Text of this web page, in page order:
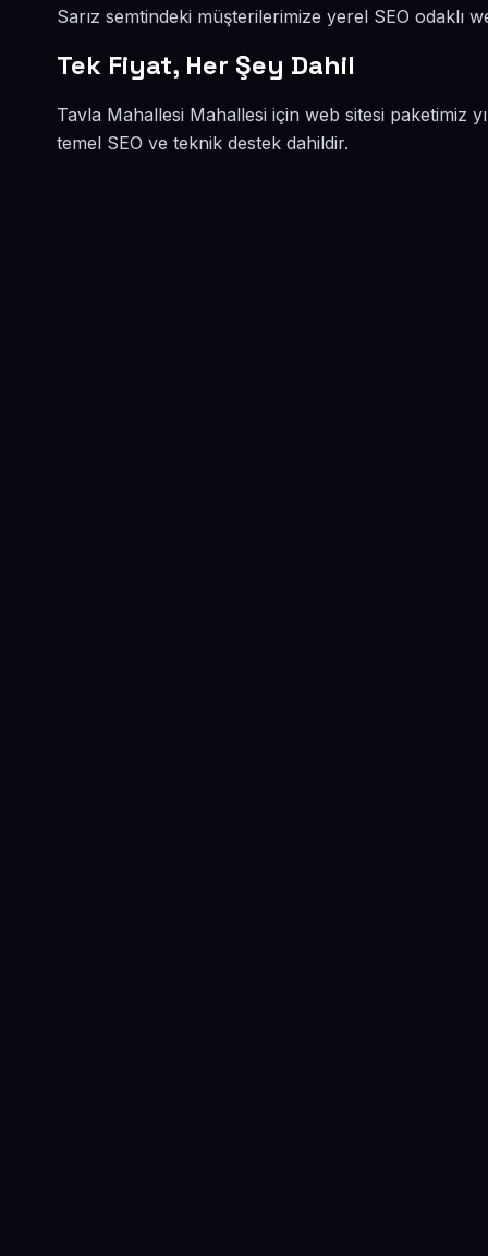
Sarız semtindeki müşterilerimize yerel SEO odaklı
Tek Fiyat, Her Şey Dahil
Tavla Mahallesi Mahallesi için web sitesi paketimiz
temel SEO ve teknik destek dahildir.